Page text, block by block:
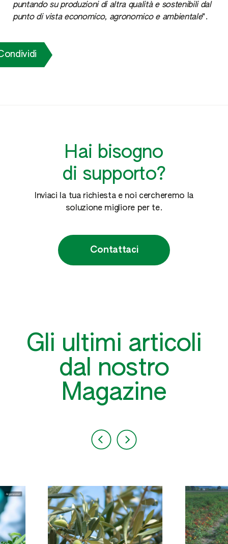
puntando su produzioni di altra qualità e sostenibili dal
punto di vista economico, agronomico e ambientale".
Hai bisogno
di supporto?
Inviaci la tua richiesta e noi cercheremo la
soluzione migliore per te.
Contattaci
Gli ultimi articoli
dal nostro
Magazine